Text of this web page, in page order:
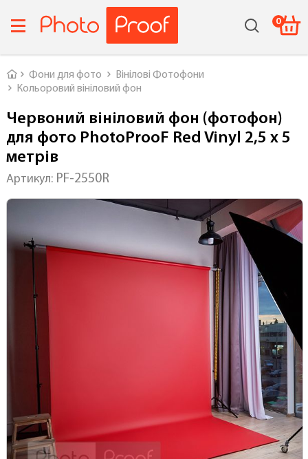
0
Головна
Фони для фото
Вінілові Фотофони
Кольоровий вініловий фон
Червоний вініловий фон (фотофон)
для фото PhotoProoF Red Vinyl 2,5 x 5
метрів
Артикул: PF-2550R